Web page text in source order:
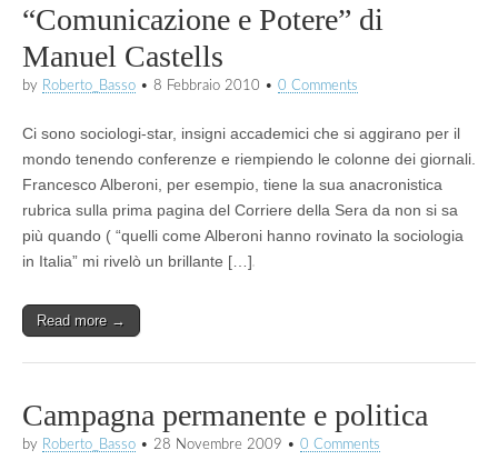
“Comunicazione e Potere” di
Manuel Castells
by Roberto_Basso • 8 Febbraio 2010 • 0 Comments
Ci sono sociologi-star, insigni accademici che si aggirano per il
mondo tenendo conferenze e riempiendo le colonne dei giornali.
Francesco Alberoni, per esempio, tiene la sua anacronistica
rubrica sulla prima pagina del Corriere della Sera da non si sa
più quando ( “quelli come Alberoni hanno rovinato la sociologia
in Italia” mi rivelò un brillante […]
Read more →
Campagna permanente e politica
by Roberto_Basso • 28 Novembre 2009 • 0 Comments